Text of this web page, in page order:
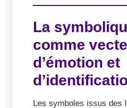
La
comme
d’émotion et
Les symboles issus des